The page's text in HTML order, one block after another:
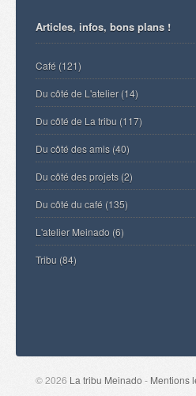
Articles, infos, bons plans !
Café (121)
Du côté de L'atelier (14)
Du côté de La tribu (117)
Du côté des amis (40)
Du côté des projets (2)
Du côté du café (135)
L'atelier Meinado (6)
Tribu (84)
© 2026 La tribu Meinado - Mentions